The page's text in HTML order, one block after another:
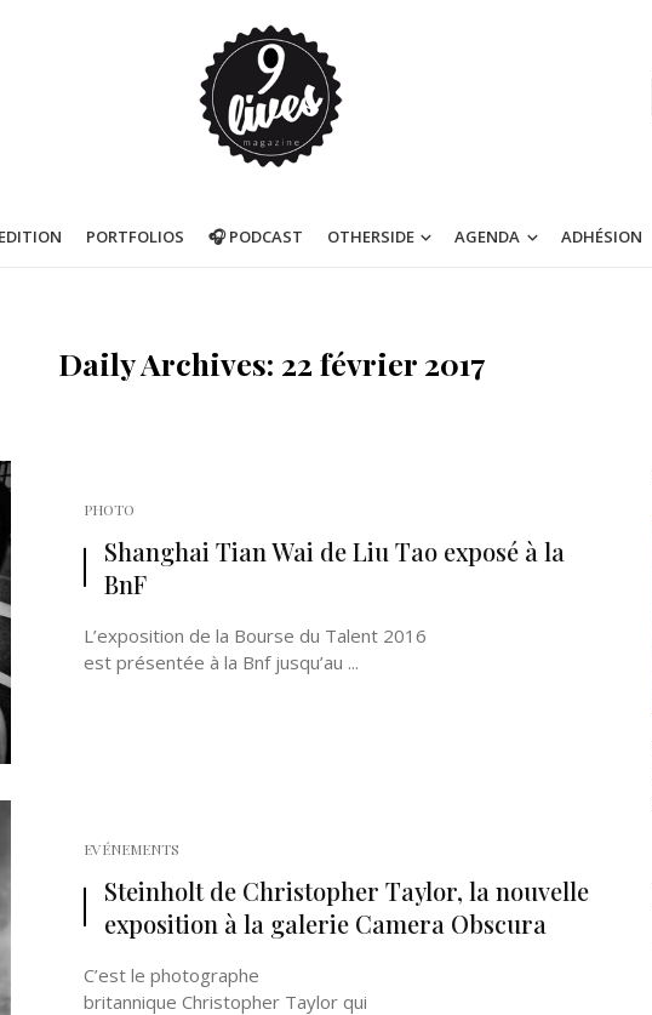
PORTFOLIOS 🎧 PODCAST OTHERSIDE AGENDA ADHÉSION
Daily Archives: 22 février 2017
PHOTO
Shanghai Tian Wai de Liu Tao exposé à la
BnF
L’exposition de la Bourse du Talent 2016
est présentée à la Bnf jusqu’au ...
EVÉNEMENTS
Steinholt de Christopher Taylor, la nouvelle
exposition à la galerie Camera Obscura
C’est le photographe
britannique Christopher Taylor qui
Né un 2 juillet : André Kertész